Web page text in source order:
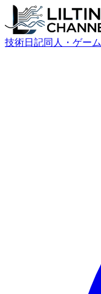
技術日記同人・ゲーム